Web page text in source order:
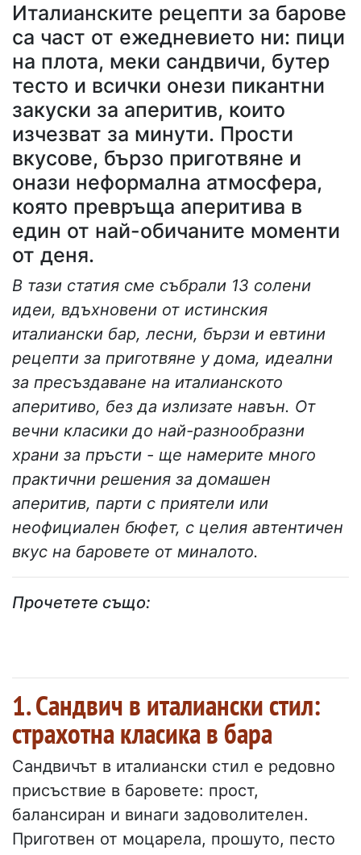
Италианските рецепти за барове
са част от ежедневието ни: пици
на плота, меки сандвичи, бутер
тесто и всички онези пикантни
закуски за аперитив, които
изчезват за минути. Прости
вкусове, бързо приготвяне и
онази неформална атмосфера,
която превръща аперитива в
един от най-обичаните моменти
от деня.
В тази статия сме събрали 13 солени
идеи, вдъхновени от истинския
италиански бар, лесни, бързи и евтини
рецепти за приготвяне у дома, идеални
за пресъздаване на италианското
аперитиво, без да излизате навън. От
вечни класики до най-разнообразни
храни за пръсти - ще намерите много
практични решения за домашен
аперитив, парти с приятели или
неофициален бюфет, с целия автентичен
вкус на баровете от миналото.
Прочетете също:
1. Сандвич в италиански стил:
страхотна класика в бара
Сандвичът в италиански стил е редовно
присъствие в баровете: прост,
балансиран и винаги задоволителен.
Приготвен от моцарела, прошуто, песто